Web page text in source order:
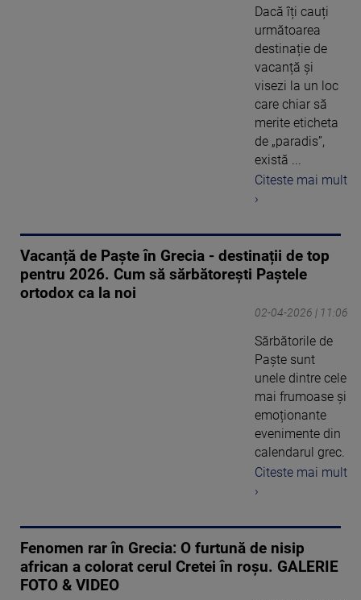
Dacă îți cauți
următoarea
destinație de
vacanță și
visezi la un loc
care chiar să
merite eticheta
de „paradis”,
există ...
Citeste mai mult
›
Vacanță de Paște în Grecia - destinații de top
pentru 2026. Cum să sărbătorești Paștele
ortodox ca la noi
02-04-2026 | 11:06
Sărbătorile de
Paște sunt
unele dintre cele
mai frumoase și
emoționante
evenimente din
calendarul grec.
Citeste mai mult
›
Fenomen rar în Grecia: O furtună de nisip
african a colorat cerul Cretei în roșu. GALERIE
FOTO & VIDEO